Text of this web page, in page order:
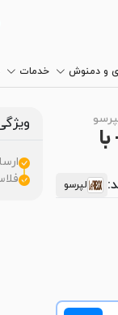
و دمنوش خدمات
لپرسو
ارسال